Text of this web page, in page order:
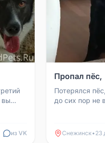
вы
из VK
Пропал пёс,
Потерялся
до сих пор не
Снежинск• 23